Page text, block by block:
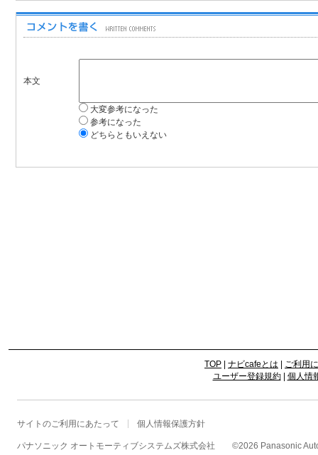
本文
大変参考になった
参考になった
どちらともいえない
TOP | ナビcafeとは | ご利用
ユーザー登録規約| 個人情
サイトのご利用にあたって 個人情報保護方針
パナソニック オートモーティブシステムズ株式会社 ©2026 Panasonic